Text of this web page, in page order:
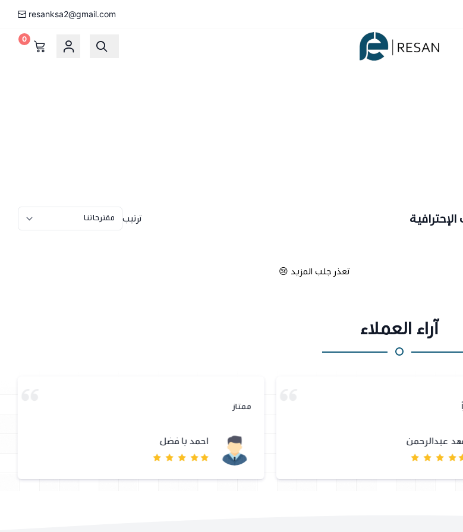
resanksa2@gmail.com
شركة ريسان
0
ترتيب
تعذر جلب المزيد 😢
آراء العملاء
عبدالرحمن
ممتاز
احمد با فضل